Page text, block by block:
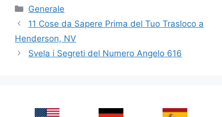
Categories
Generale
11 Cose da Sapere Prima del Tuo Trasloco a
Henderson, NV
Svela i Segreti del Numero Angelo 616